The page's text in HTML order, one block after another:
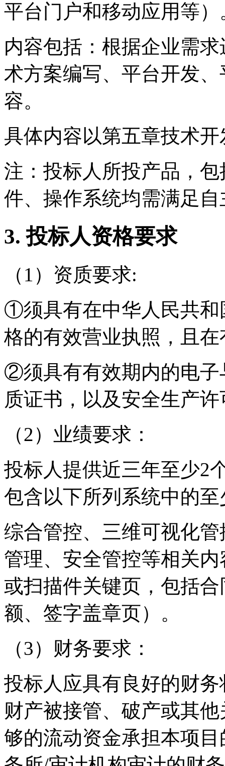
平台门户和移动应用等）
内容包括： 根据企业需
术方案编写、平台开发、
容。
具体内容以第五章技术开
注： 投标人所投产品，
件、操作系统均需满足
3.投标人资格要求
（ 1 ）资质要求:
①须具有在中华人民共和
格的有效营业执照，且
②须具有有效期内的电子
质证书，以及安全生产
（2）业绩要求：
投标人提供近三年至少2
包含以下所列系统中的
综合管控、三维可视化
管理、安全管控等相关
或扫描件关键页，包括
额、签字盖章页）。
（3）财务要求：
投标人应具有良好的财
财产被接管、破产或其
够的流动资金承担本项